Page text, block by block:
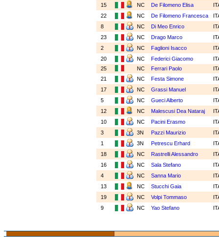
15
NC De Filomeno Elisa
22
NC De Filomeno Francesca
8
NC Di Meo Enrico
23
NC Drago Marco
2
NC Faglioni Isacco
20
NC Federici Giacomo
25
NC Ferrari Paolo
21
NC Festa Simone
17
NC Grassi Manuel
5
NC Gueci Alberto
12
NC Malescusi Dea Nataraj
10
NC Pacini Erasmo
3
3N Pazzi Maurizio
1
3N Petrescu Erhard
18
NC Rastrelli Alessandro
16
NC Sala Stefano
4
NC Sanna Mario
13
NC Stucchi Gaia
19
NC Volpi Tommaso
9
NC Yao Stefano